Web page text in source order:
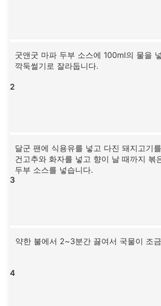
2
굿앤굿 마파 두부 소스에 100ml의 물을
깍둑썰기로 잘라둡니다.
3
달군 팬에 식용유를 넣고 다진 돼지고기
건고추와 화자를 넣고 향이 날 때까지 볶
두부 소스를 넣습니다.
4
약한 불에서 2~3분간 끓여서 국물이 조